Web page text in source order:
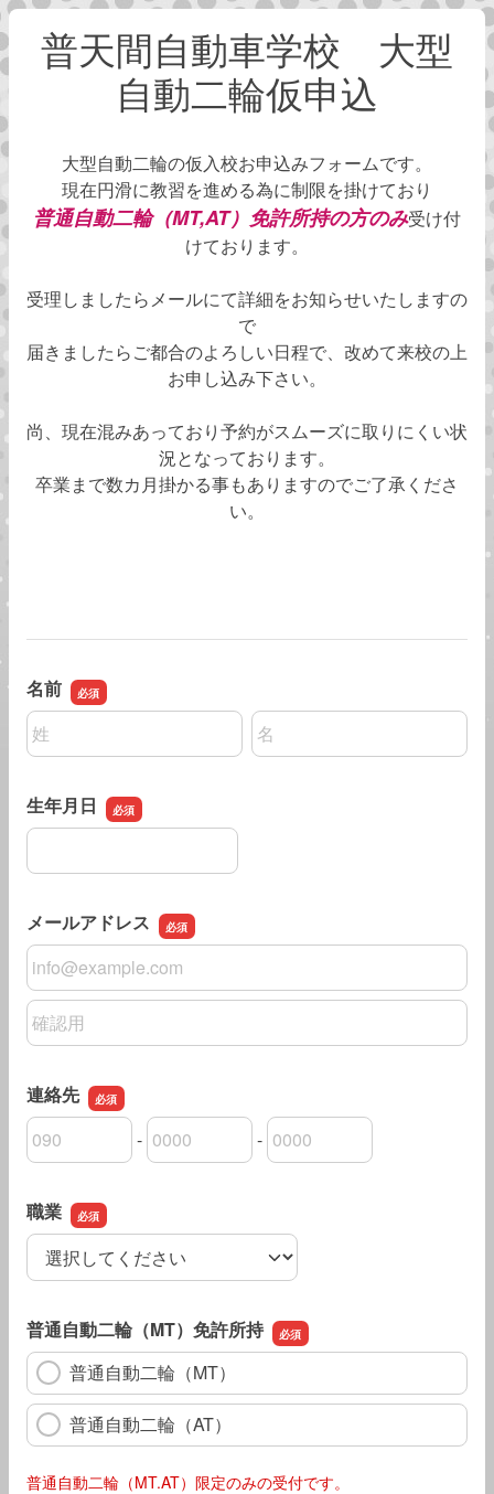
普天間自動車学校 大型
自動二輪仮申込
大型自動二輪の仮入校お申込みフォームです。
現在円滑に教習を進める為に制限を掛けており
普通自動二輪（MT,AT）免許所持の方のみ受け付
けております。
受理しましたらメールにて詳細をお知らせいたしますの
で
届きましたらご都合のよろしい日程で、改めて来校の上
お申し込み下さい。
尚、現在混みあっており予約がスムーズに取りにくい状
況となっております。
卒業まで数カ月掛かる事もありますのでご了承くださ
い。
名前
名前の姓
名前の名
生年月日
生年月日
メールアドレス
メールアドレス
メールアドレスの確認用
連絡先
連絡先の市外局番
-
連絡先の市内局番 -
連絡先の加入者番号
職業
職業
普通自動二輪（MT）免許所持
普通自動二輪（MT）
普通自動二輪（AT）
普通自動二輪（MT.AT）限定のみの受付です。